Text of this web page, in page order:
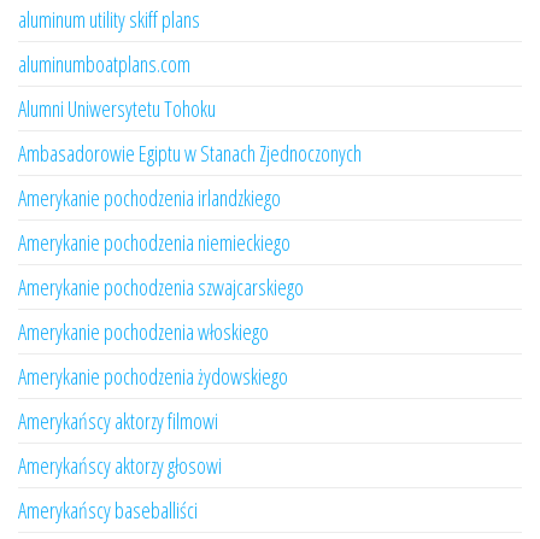
aluminum utility skiff plans
aluminumboatplans.com
Alumni Uniwersytetu Tohoku
Ambasadorowie Egiptu w Stanach Zjednoczonych
Amerykanie pochodzenia irlandzkiego
Amerykanie pochodzenia niemieckiego
Amerykanie pochodzenia szwajcarskiego
Amerykanie pochodzenia włoskiego
Amerykanie pochodzenia żydowskiego
Amerykańscy aktorzy filmowi
Amerykańscy aktorzy głosowi
Amerykańscy baseballiści